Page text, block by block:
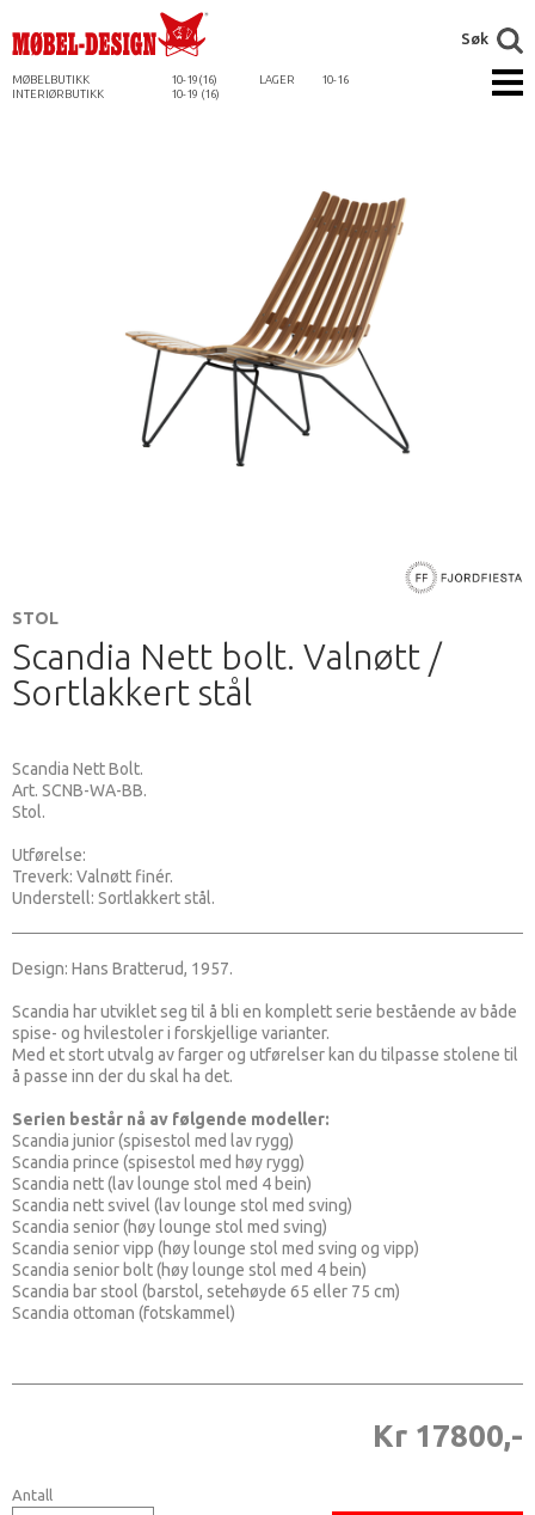
MØBELBUTIKK 10-19(16) LAGER
10-16
INTERIØRBUTIKK
10-19 (16)
Søk
STOL
Scandia Nett bolt. Valnøtt /
Sortlakkert stål
Scandia Nett Bolt.
Art. SCNB-WA-BB.
Stol.
Utførelse:
Treverk: Valnøtt finér.
Understell: Sortlakkert stål.
Design: Hans Bratterud, 1957.
Scandia har utviklet seg til å bli en komplett serie bestående av både
spise- og hvilestoler i forskjellige varianter.
Med et stort utvalg av farger og utførelser kan du tilpasse stolene til
å passe inn der du skal ha det.
Serien består nå av følgende modeller:
Scandia junior (spisestol med lav rygg)
Scandia prince (spisestol med høy rygg)
Scandia nett (lav lounge stol med 4 bein)
Scandia nett svivel (lav lounge stol med sving)
Scandia senior (høy lounge stol med sving)
Scandia senior vipp (høy lounge stol med sving og vipp)
Scandia senior bolt (høy lounge stol med 4 bein)
Scandia bar stool (barstol, setehøyde 65 eller 75 cm)
Scandia ottoman (fotskammel)
Kr 17800,-
Antall